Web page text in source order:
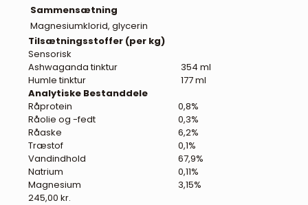
Sammensætning
Magnesiumklorid, glycerin
Tilsætningsstoffer (per kg)
Sensorisk
Ashwaganda tinktur
354 ml
Humle tinktur
177 ml
Analytiske Bestanddele
Råprotein
0,8%
Råolie og -fedt
0,3%
Råaske
6,2%
Træstof
0,1%
Vandindhold
67,9%
Natrium
0,11%
Magnesium
3,15%
245,00 kr.